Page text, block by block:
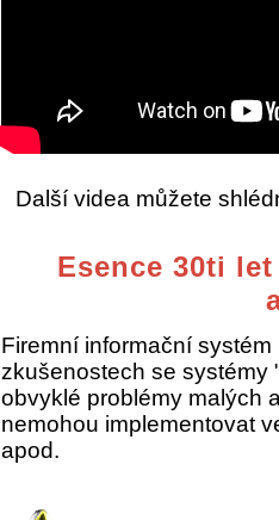
Další videa můžete
Esence 30ti
Firemní informační
zkušenostech se systémy
obvyklé problémy malých
nemohou implementovat
apod.